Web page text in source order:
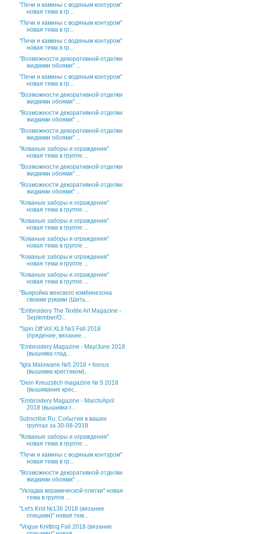
"Печи и камины с водяным контуром"
новая тема в гр...
"Печи и камины с водяным контуром"
новая тема в гр...
"Печи и камины с водяным контуром"
новая тема в гр...
"Возможности декоративной отделки
жидкими обоями" ...
"Печи и камины с водяным контуром"
новая тема в гр...
"Возможности декоративной отделки
жидкими обоями" ...
"Возможности декоративной отделки
жидкими обоями" ...
"Возможности декоративной отделки
жидкими обоями" ...
"Кованые заборы и ограждения"
новая тема в группе ...
"Возможности декоративной отделки
жидкими обоями" ...
"Возможности декоративной отделки
жидкими обоями" ...
"Кованые заборы и ограждения"
новая тема в группе ...
"Кованые заборы и ограждения"
новая тема в группе ...
"Кованые заборы и ограждения"
новая тема в группе ...
"Кованые заборы и ограждения"
новая тема в группе ...
"Кованые заборы и ограждения"
новая тема в группе ...
"Выкройка женского комбинезона
своими руками (Шить...
"Embroidery The Textile Art Magazine -
September/O...
"Spin Off Vol.XLII №3 Fall 2018
(прядение, вязание...
"Embroidery Magazine - May/June 2018
(вышивка глад...
"Igla Malowane №5 2018 + bonus
(вышивка крестиком)...
"Dein Kreuzstich magazine № 5 2018
(вышивание крес...
"Embroidery Magazine - March/April
2018 (вышивка г...
Subscribe.Ru: События в ваших
группах за 30-08-2018
"Кованые заборы и ограждения"
новая тема в группе ...
"Печи и камины с водяным контуром"
новая тема в гр...
"Возможности декоративной отделки
жидкими обоями" ...
"Укладка керамической плитки" новая
тема в группе ...
"Let's Knit №136 2018 (вязание
спицами)" новая тем...
"Vogue Knitting Fall 2018 (вязание